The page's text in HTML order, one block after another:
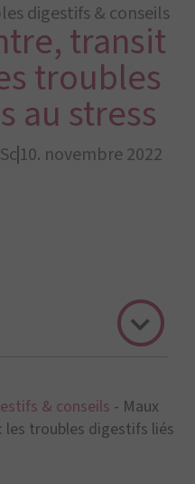
digestifs & conseils
transit
troubles
au stress
10. novembre 2022
& conseils - Maux
troubles digestifs liés